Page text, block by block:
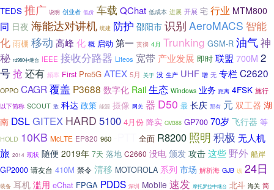
TEDS 推广 说明 创业者 低价 车载 QChat 低成本 进展 开展 宅 行业 MTM800
同 日夜 海能达对讲机 统建 防护 邵阳市识别 AeroMACS 智能
化 雨棚 移动 高峰 化 概 启动 第一 贯彻 4月 Trunking GSM-R 油气神
秘 rd980中继台 IEEE 接收分路器 Liteos 宽带 产业发展 即时 联盟 700M 2
号抢 还有 频率 First Pre5G ATEX 5月 关于 没 生产 UHF 增 无 专栏C2620
OPPO CAGR 覆盖 P3688 数字化 Rail 生态 Windows 业务 距离 4FSK 施行
以下简称 SCOUT 敢 科达 政策 能源 摄像 网关 器 D50 最 长庆 那有 元 双工器 湖
南 DSLGITEX HARD 5100 4月份 降实 CM388 GP700 70岁 飞行器 等
HOLD 10KB McLTE EP820 960 全面 R8200 照明 积极 无人机
旅 2014 现状 随便 2019年 7天 落地 C2660 没电 颁发 攻击这些 野外 船岸
GP2000 请友台 410M 禁令 清移 MOTOROLA 系列 市场 解析海 GJB 该 24日
装备 耳机 滥用 eChat FPGA PDDS 深圳 Mobile 速发 摩托罗拉中继台 北斗 海关 简